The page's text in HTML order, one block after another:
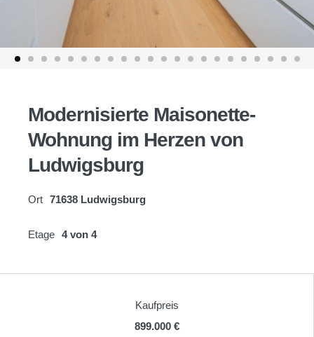
Modernisierte Maisonette-
Wohnung im Herzen von
Ludwigsburg
Ort 71638 Ludwigsburg
Etage 4 von 4
Kaufpreis
899.000 €